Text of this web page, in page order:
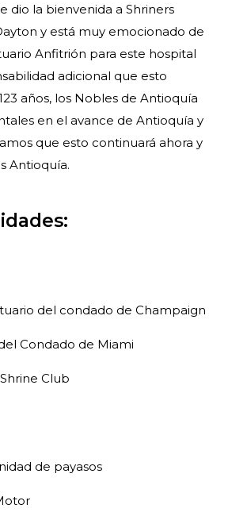
IMPACTING CARE
dio la bienvenida a Shriners
y está muy emocionado de
Anfitrión para este hospital
adicional que esto
años, los Nobles de Antioquía
en el avance de Antioquía y
que esto continuará ahora y
Antioquía.
del condado de Champaign
Condado de Miami
Club
de payasos